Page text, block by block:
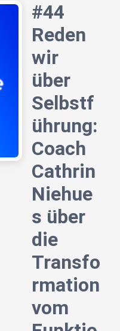
#44
Reden
wir
über
Selbstf
ührung:
Coach
Cathrin
Niehue
s über
die
Transfo
rmation
vom